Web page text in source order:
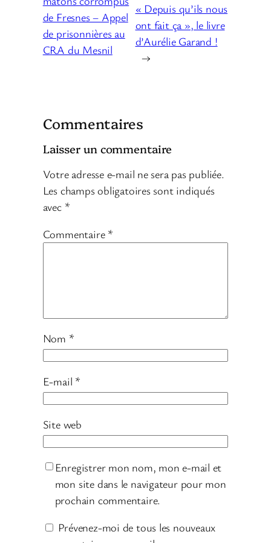
de Fresnes – Appel
de prisonnières au
CRA du Mesnil
« Depuis qu’ils nous
ont fait ça », le livre
d’Aurélie Garand !
→
Commentaires
Laisser un commentaire
Votre adresse e-mail ne sera pas publiée.
Les champs obligatoires sont indiqués
avec *
Commentaire *
Nom *
E-mail *
Site web
Enregistrer mon nom, mon e-mail et
mon site dans le navigateur pour mon
prochain commentaire.
Prévenez-moi de tous les nouveaux